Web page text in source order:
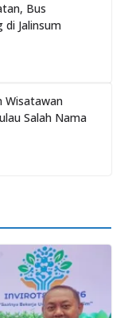
Bus
di Jalinsum
Wisatawan
Salah Nama